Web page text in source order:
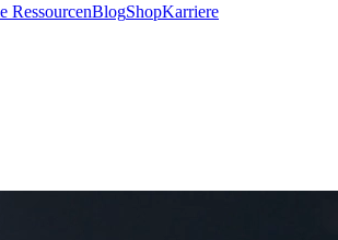
RessourcenBlogShopKarriere